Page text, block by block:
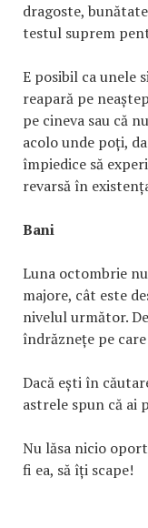
dragoste,
testul suprem
E posibil ca unele
reapară pe
pe cineva sau că
acolo unde poți,
împiedice să
revarsă în
Bani
Luna octombrie
majore, cât este
nivelul următor.
îndrăznețe pe
Dacă ești în
astrele spun că ai
Nu lăsa nicio
fi ea, să îți scape!